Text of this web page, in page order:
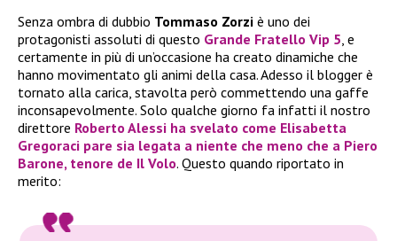
Senza ombra di dubbio Tommaso Zorzi è uno dei
protagonisti assoluti di questo Grande Fratello Vip 5, e
certamente in più di un’occasione ha creato dinamiche che
hanno movimentato gli animi della casa. Adesso il blogger è
tornato alla carica, stavolta però commettendo una gaffe
inconsapevolmente. Solo qualche giorno fa infatti il nostro
direttore Roberto Alessi ha svelato come Elisabetta
Gregoraci pare sia legata a niente che meno che a Piero
Barone, tenore de Il Volo. Questo quando riportato in
merito: